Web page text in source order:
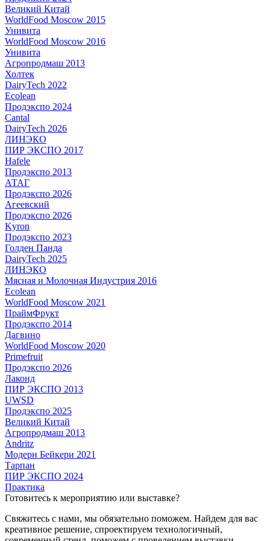
Великий Китай
WorldFood Moscow 2015
Унивита
WorldFood Moscow 2016
Унивита
Агропродмаш 2013
Холтек
DairyTech 2022
Ecolean
Продэкспо 2024
Cantal
DairyTech 2026
ЛИНЭКО
ПИР ЭКСПО 2017
Hafele
Продэкспо 2013
АТАГ
Продэкспо 2026
Агеевский
Продэкспо 2026
Kyron
Продэкспо 2023
Голден Панда
DairyTech 2025
ЛИНЭКО
Мясная и Молочная Индустрия 2016
Ecolean
WorldFood Moscow 2021
ПраймФрукт
Продэкспо 2014
Дагвино
WorldFood Moscow 2020
Primefruit
Продэкспо 2026
Лаконд
ПИР ЭКСПО 2013
UWSD
Продэкспо 2025
Великий Китай
Агропродмаш 2013
Andritz
Модерн Бейкери 2021
Тарпан
ПИР ЭКСПО 2024
Практика
Готовитесь к мероприятию или выставке?
Свяжитесь с нами, мы обязательно поможем. Найдем для вас
креативное решение, спроектируем технологичный,